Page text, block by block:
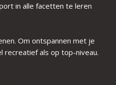
in alle facetten te leren
Om ontspannen met je
recreatief als op top-niveau.